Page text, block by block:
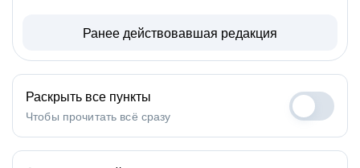
Ранее действовавшая редакция
Раскрыть все пункты
Чтобы прочитать всё сразу